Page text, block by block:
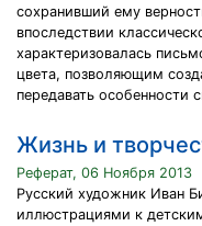
сохранивший ему
впоследствии
характеризовалась
цвета, позволяющим
передавать особенности
Жизнь и
Реферат, 06 Ноября 2013
Русский художник Иван
иллюстрациями к